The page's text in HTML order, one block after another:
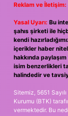
Reklam ve İletişim:
Yasal Uyarı: Bu
şahıs şirketi ile
kendi
içerikler haber
hakkında
isim benzerlikleri
halindedir ve
Sitemiz, 5651
Kurumu (BTK)
vermektedir. Bu